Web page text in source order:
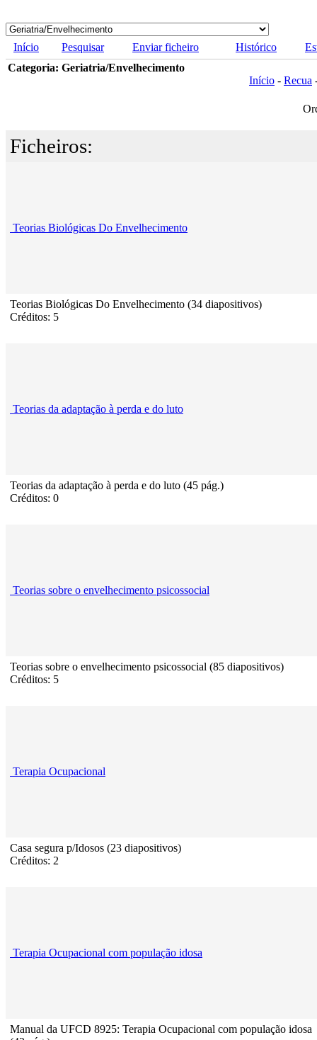
Início Pesquisar Enviar ficheiro Histórico
Categoria: Geriatria/Envelhecimento
Início - Recua
Ficheiros:
Teorias Biológicas Do Envelhecimento
Teorias Biológicas Do Envelhecimento (34 diapositivos)
Créditos: 5
Teorias da adaptação à perda e do luto
Teorias da adaptação à perda e do luto (45 pág.)
Créditos: 0
Teorias sobre o envelhecimento psicossocial
Teorias sobre o envelhecimento psicossocial (85 diapositivos)
Créditos: 5
Terapia Ocupacional
Casa segura p/Idosos (23 diapositivos)
Créditos: 2
Terapia Ocupacional com população idosa
Manual da UFCD 8925: Terapia Ocupacional com população idosa